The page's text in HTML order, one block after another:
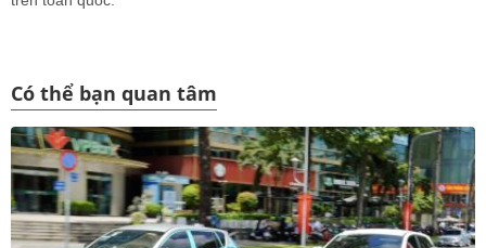
Có thể bạn quan tâm